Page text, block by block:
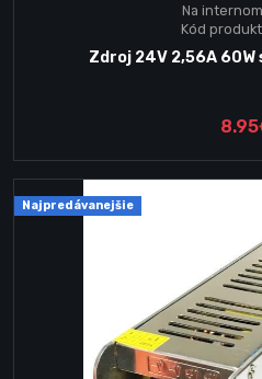
Na
Kód
Zdroj 24V 2,56A
Najpredávanejšie